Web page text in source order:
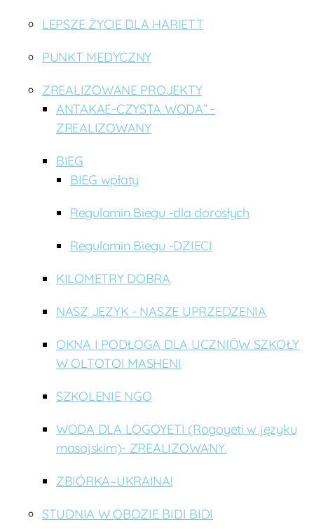
LEPSZE ŻYCIE DLA HARIETT
PUNKT MEDYCZNY
ZREALIZOWANE PROJEKTY
ANTAKAE-CZYSTA WODA” -
ZREALIZOWANY
BIEG
BIEG wpłaty
Regulamin Biegu -dla dorosłych
Regulamin Biegu -DZIECI
KILOMETRY DOBRA
NASZ JĘZYK - NASZE UPRZEDZENIA
OKNA I PODŁOGA DLA UCZNIÓW SZKOŁY
W OLTOTOI MASHENI
SZKOLENIE NGO
WODA DLA LOGOYETI (Rogoyeti w języku
masajskim)- ZREALIZOWANY.
ZBIÓRKA–UKRAINA!
STUDNIA W OBOZIE BIDI BIDI